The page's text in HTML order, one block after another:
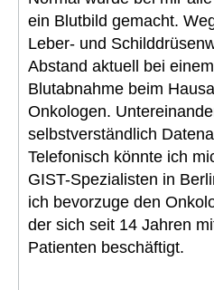
ein Blutbild gemacht.
Leber- und
Abstand aktuell bei
Blutabnahme beim
Onkologen.
selbstverständlich
Telefonisch könnte ich
GIST-Spezialisten in
ich bevorzuge den
der sich seit 14 Jahren
Patienten beschäftigt.